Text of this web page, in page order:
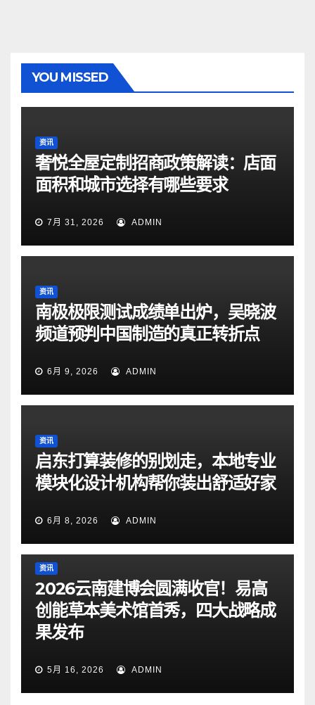
YOU MISSED
资讯
奢悦全屋定制招商政策解读：店面
面积和城市选择有哪些要求
7月 31, 2026 ADMIN
资讯
南极极限测试成绩单出炉，吴晓波
频道预判中国制造的真正转折点
6月 9, 2026 ADMIN
资讯
启东打算装修的别划走，本地专业
模块化设计机构帮你装出舒适好家
6月 8, 2026 ADMIN
资讯
2026云南建博会圆满收官！易高
创能草本美术馆首秀，四大战略成
果发布
5月 16, 2026 ADMIN